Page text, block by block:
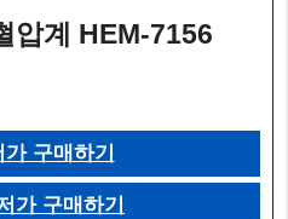
압계 HEM-7156
구매하기
가 구매하기